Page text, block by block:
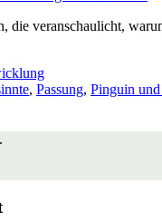
die veranschaulicht,
, Passung, Pinguin